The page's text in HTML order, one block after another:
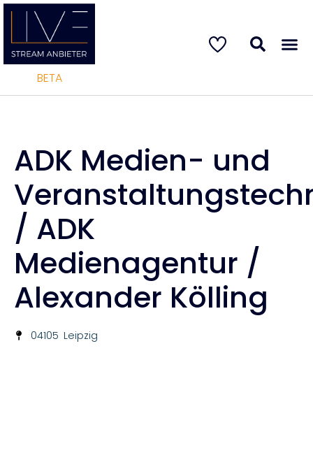
BETA
ADK Medien- und
/ ADK
Medienagentur /
Alexander Kölling
04105 Leipzig